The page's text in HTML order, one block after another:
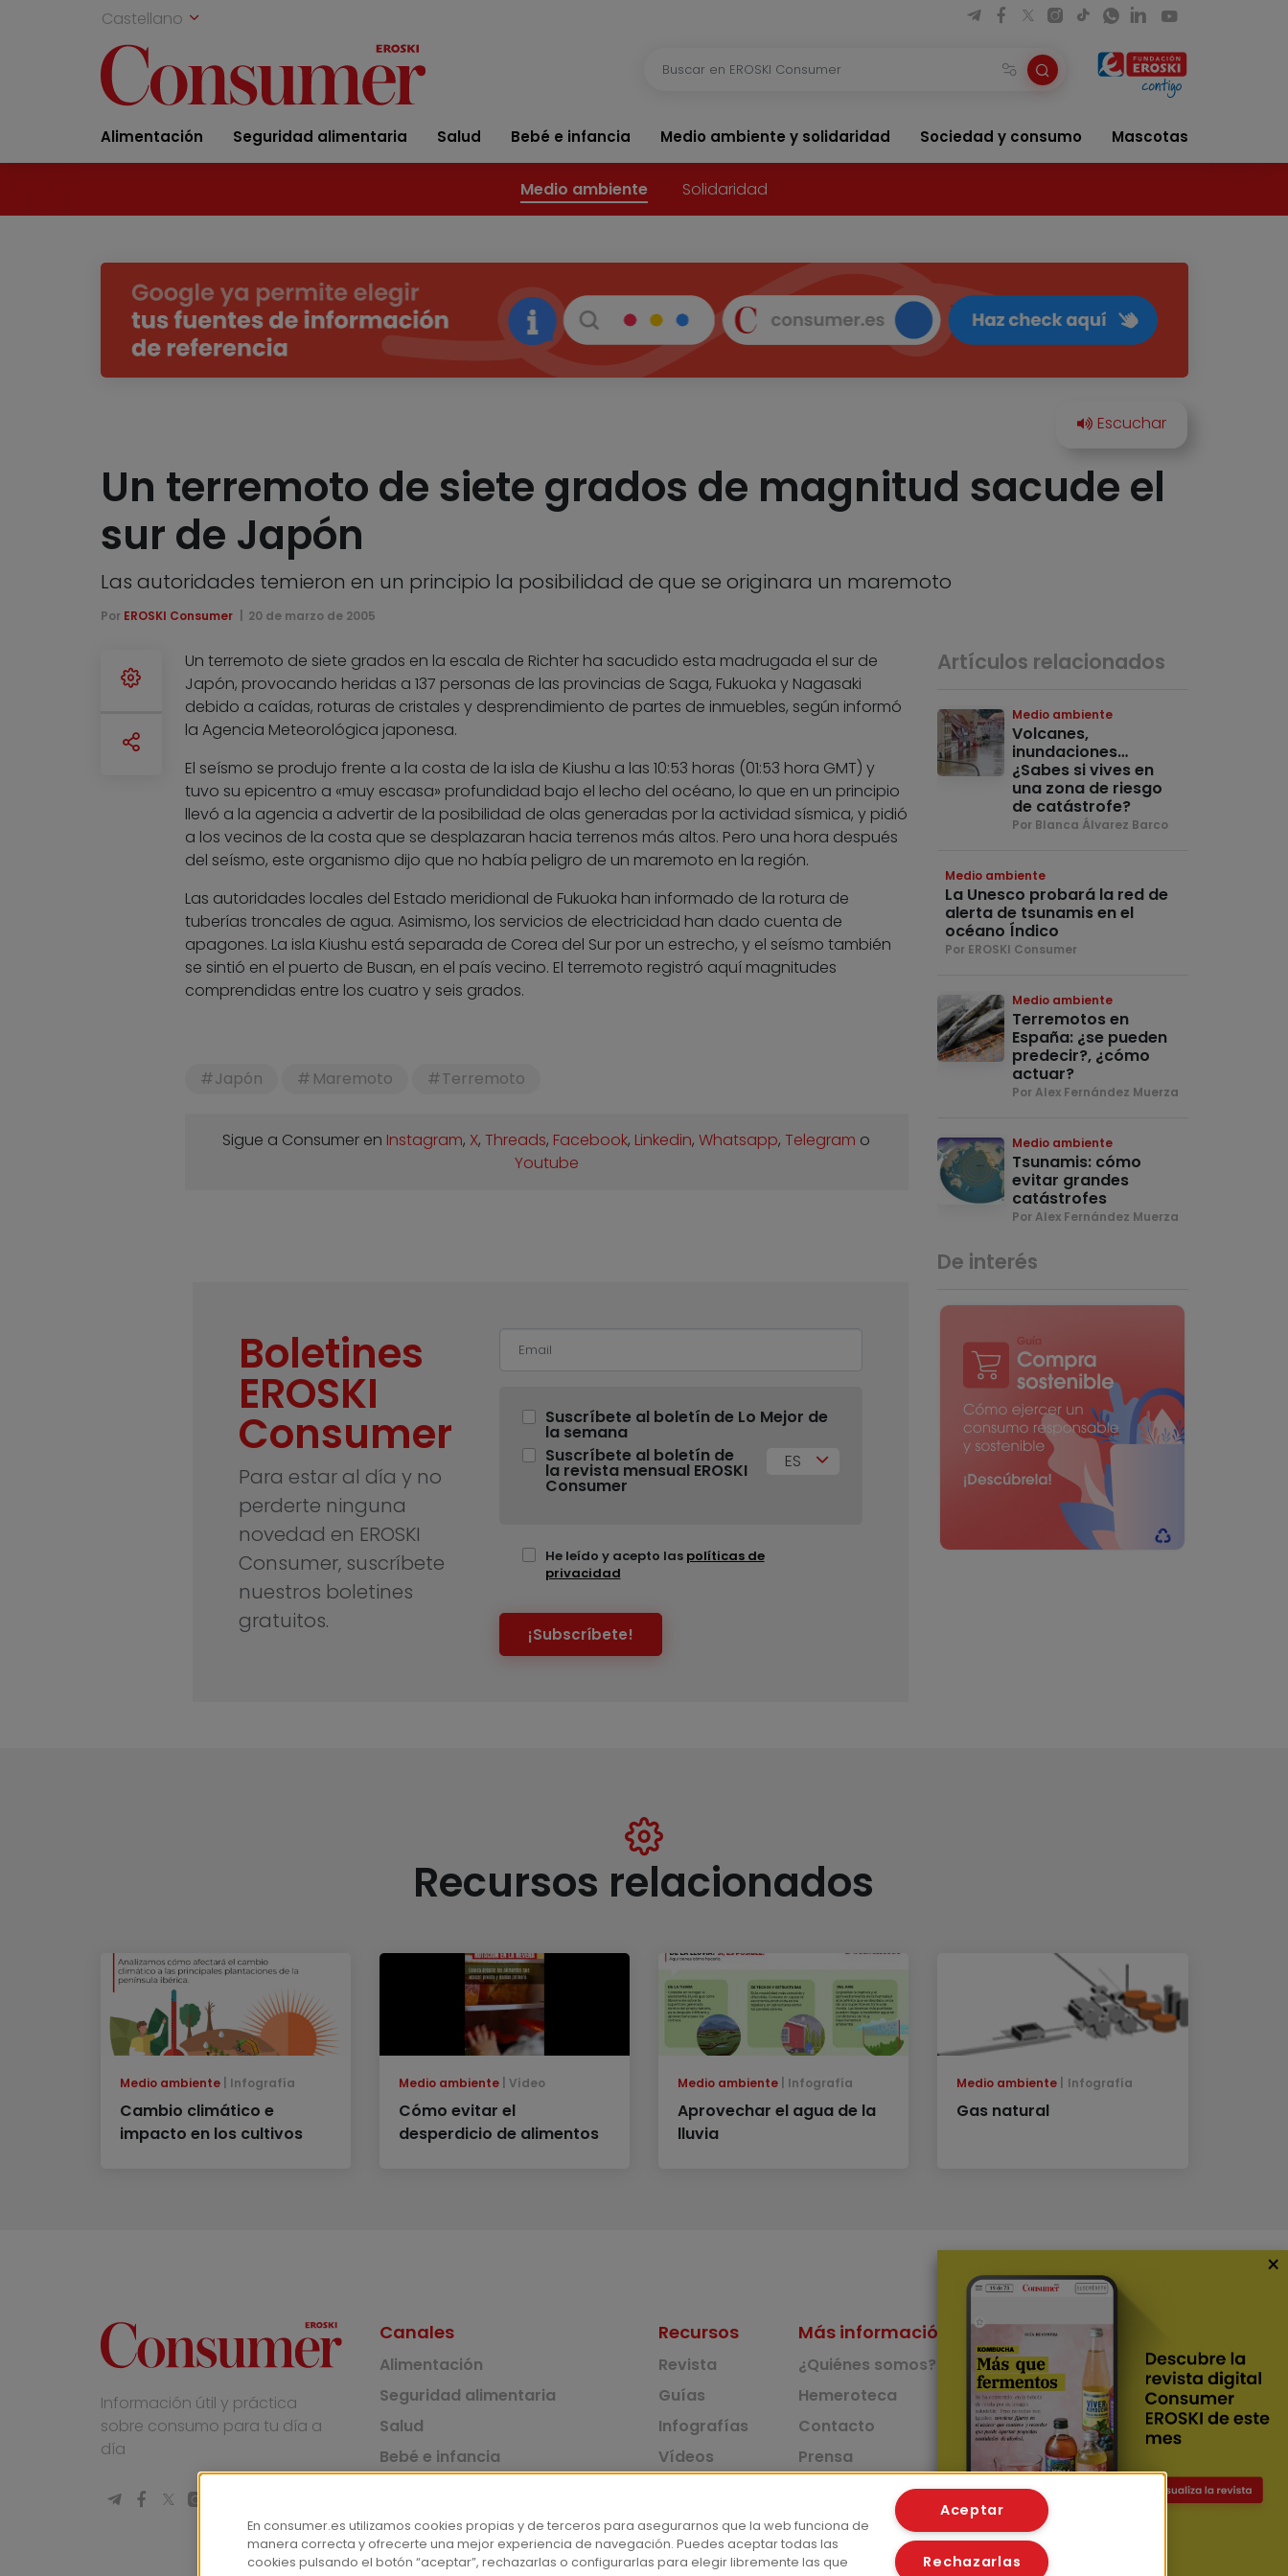
Castellano
Alimentación Seguridad alimentaria Salud Bebé e infancia Medio ambiente y solidaridad Sociedad y consumo Mascotas
Medio ambiente Solidaridad
Un terremoto de siete grados de magnitud sacude el
sur de Japón
Las autoridades temieron en un principio la posibilidad de que se originara un maremoto
Por EROSKI Consumer 20 de marzo de 2005
Un terremoto de siete grados en la escala de Richter ha sacudido esta madrugada el sur de
Japón, provocando heridas a 137 personas de las provincias de Saga, Fukuoka y Nagasaki
debido a caídas, roturas de cristales y desprendimiento de partes de inmuebles, según informó
la Agencia Meteorológica japonesa.
El seísmo se produjo frente a la costa de la isla de Kiushu a las 10:53 horas (01:53 hora GMT) y
tuvo su epicentro a «muy escasa» profundidad bajo el lecho del océano, lo que en un principio
llevó a la agencia a advertir de la posibilidad de olas generadas por la actividad sísmica, y pidió
a los vecinos de la costa que se desplazaran hacia terrenos más altos. Pero una hora después
del seísmo, este organismo dijo que no había peligro de un maremoto en la región.
Las autoridades locales del Estado meridional de Fukuoka han informado de la rotura de
tuberías troncales de agua. Asimismo, los servicios de electricidad han dado cuenta de
apagones. La isla Kiushu está separada de Corea del Sur por un estrecho, y el seísmo también
se sintió en el puerto de Busan, en el país vecino. El terremoto registró aquí magnitudes
comprendidas entre los cuatro y seis grados.
Japón Maremoto Terremoto
Sigue a Consumer en Instagram, X,Threads, Facebook, Linkedin,Whatsapp,Telegram o
Youtube
Boletines
EROSKI
Consumer
Para estar al día y no
perderte ninguna
novedad en EROSKI
Consumer, suscríbete
nuestros boletines
gratuitos.
Suscríbete al boletín de Lo Mejor de
la semana
Suscríbete al boletín de
la revista mensual EROSKI
Consumer
ES
He leído y acepto las políticas de
privacidad
¡Subscríbete!
Artículos relacionados
Medio ambiente
Volcanes,
inundaciones…
¿Sabes si vives en
una zona de riesgo
de catástrofe?
Por Blanca Álvarez Barco
Medio ambiente
La Unesco probará la red de
alerta de tsunamis en el
océano Índico
Por EROSKI Consumer
Medio ambiente
Terremotos en
España: ¿se pueden
predecir?, ¿cómo
actuar?
Por Alex Fernández Muerza
Medio ambiente
Tsunamis: cómo
evitar grandes
catástrofes
Por Alex Fernández Muerza
De interés
Recursos relacionados
Medio ambiente Infografía
Cambio climático e
impacto en los cultivos
Medio ambiente Vídeo
Cómo evitar el
desperdicio de alimentos
Medio ambiente Infografía
Aprovechar el agua de la
lluvia
Medio ambiente Infografía
Gas natural
Información útil y práctica
sobre consumo para tu día a
día
Canales
Alimentación
Seguridad alimentaria
Salud
Bebé e infancia
Sociedad y consumo
Mascotas
Recursos
Revista
Guías
Infografías
Vídeos
Más información
¿Quiénes somos?
Hemeroteca
Contacto
Prensa
Corpus Lingüístico
Nuestras Apps
App de recetas
App del Camino de
Santiago
×
En consumer.es utilizamos cookies propias y de terceros para asegurarnos que la web funciona de
manera correcta y ofrecerte una mejor experiencia de navegación. Puedes aceptar todas las
cookies pulsando el botón “aceptar”, rechazarlas o configurarlas para elegir libremente las que
Aceptar
Rechazarlas